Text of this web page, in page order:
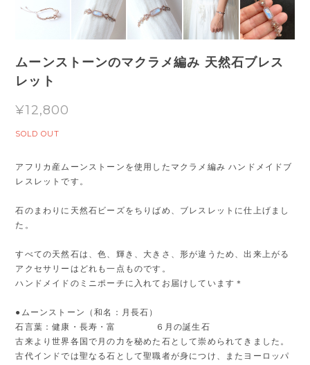
ムーンストーンのマクラメ編み 天然石ブレス
レット
¥12,800
SOLD OUT
アフリカ産ムーンストーンを使用したマクラメ編み ハンドメイドブ
レスレットです。
石のまわりに天然石ビーズをちりばめ、ブレスレットに仕上げまし
た。
すべての天然石は、色、輝き、大きさ、形が違うため、出来上がる
アクセサリーはどれも一点ものです。
ハンドメイドのミニポーチに入れてお届けしています＊
●ムーンストーン（和名：月長石）
石言葉：健康・長寿・富 ６月の誕生石
古来より世界各国で月の力を秘めた石として崇められてきました。
古代インドでは聖なる石として聖職者が身につけ、またヨーロッパ